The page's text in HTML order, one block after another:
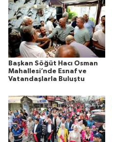
Başkan Söğüt Hacı Osman
Mahallesi’nde Esnaf ve
Vatandaşlarla Buluştu